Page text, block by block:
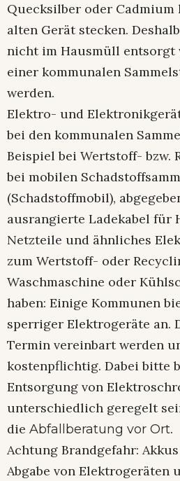
Quecksilber oder Cadmium
alten Gerät stecken.
nicht im Hausmüll entsorgt
einer kommunalen
werden.
Elektro- und
bei den kommunalen
Beispiel bei Wertstoff- bzw.
bei mobilen
(Schadstoffmobil),
ausrangierte Ladekabel für
Netzteile und ähnliches
zum Wertstoff- oder
Waschmaschine oder
haben: Einige Kommunen
sperriger Elektrogeräte an.
Termin vereinbart werden
kostenpflichtig. Dabei bitte
Entsorgung von
unterschiedlich geregelt
die Abfallberatung vor Ort.
Achtung Brandgefahr:
Abgabe von Elektrogeräten